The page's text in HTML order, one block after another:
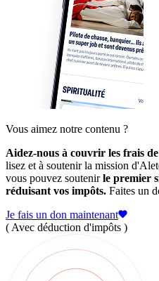
Vous aimez notre contenu ?
Aidez-nous à couvrir les frais
lisez et à soutenir la mission
vous pouvez soutenirle premier
réduisant vos impôts. Faites un
Je fais un don maintenant
( Avec déduction d'impôts )